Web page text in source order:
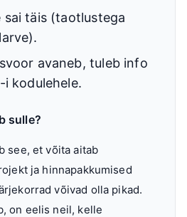
sai täis (taotlustega
avaneb, tuleb info
i kodulehele.
sulle?
see, et võita aitab
ja hinnapakkumised
võivad olla pikad.
on eelis neil, kelle